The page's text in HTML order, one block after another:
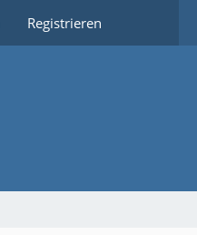
Registrieren